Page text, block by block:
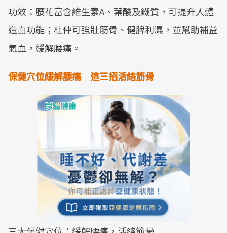
功效：腰花富含維生素A、葉酸及鐵質，可提升人體
造血功能；杜仲可強壯筋骨、健脾利濕，並幫助補益
氣血，緩解腰痛。
保健穴位緩解腰痛 這三招活絡筋骨